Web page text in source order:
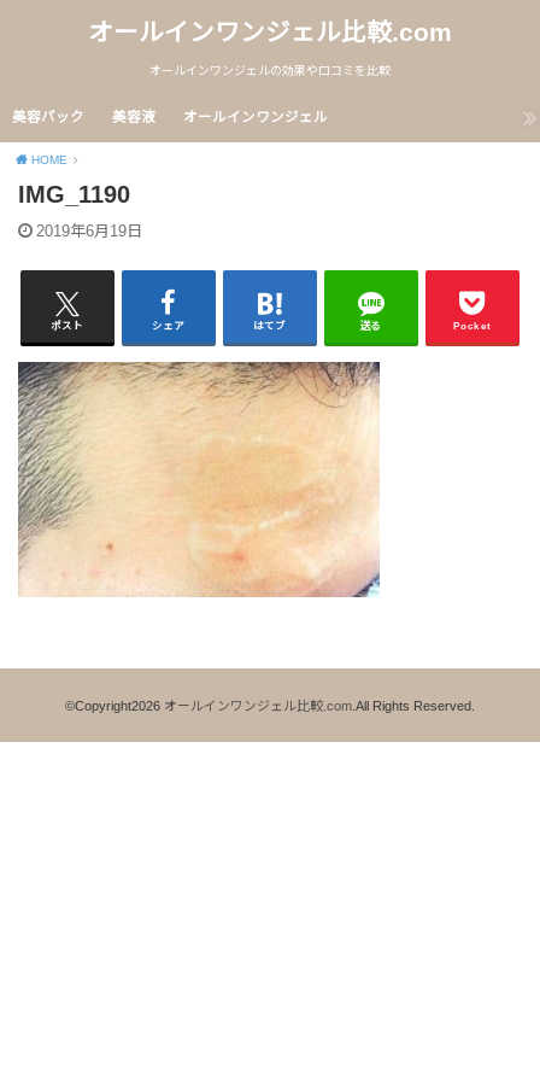
オールインワンジェル比較.com
オールインワンジェルの効果や口コミを比較
美容パック 美容液 オールインワンジェル
HOME
IMG_1190
2019年6月19日
ポスト シェア はてブ 送る Pocket
©Copyright2026 オールインワンジェル比較.com.All Rights Reserved.